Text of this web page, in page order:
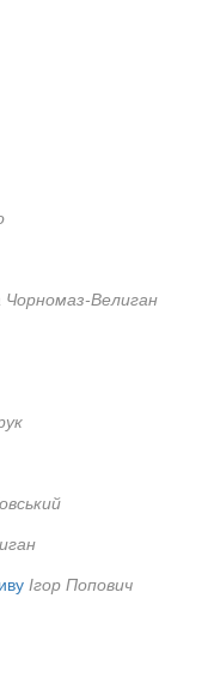
Чорномаз-Велиган
Ігор Попович